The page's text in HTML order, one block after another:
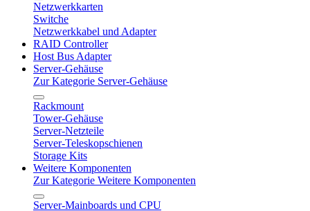
Netzwerkkarten
Switche
Netzwerkkabel und Adapter
RAID Controller
Host Bus Adapter
Server-Gehäuse
Zur Kategorie Server-Gehäuse
Rackmount
Tower-Gehäuse
Server-Netzteile
Server-Teleskopschienen
Storage Kits
Weitere Komponenten
Zur Kategorie Weitere Komponenten
Server-Mainboards und CPU